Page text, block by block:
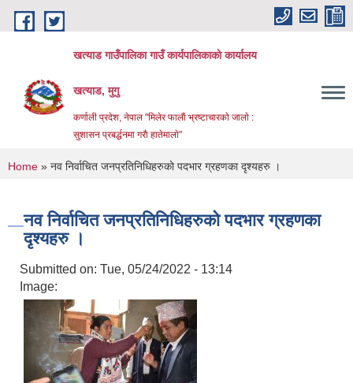
Skip to main content
खत्याड गाउँपालिका गाउँ कार्यपालिकाकाे कार्यालय
खत्याड, मुगु
कर्णाली प्रदेश, नेपाल "मिलेर फालाैं भ्रष्टाचारकाे जालाे :
सुशासन प्रबर्द्धनमा गराै‌ हातेमालाे"
You are here
Home » नव निर्वाचित जनप्रतिनिधिहरुकाे पदभार ग्रहणका दृश्यहरु ।
नव निर्वाचित जनप्रतिनिधिहरुकाे पदभार ग्रहणका
दृश्यहरु ।
Submitted on: Tue, 05/24/2022 - 13:14
Image: